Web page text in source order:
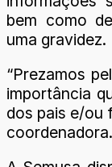
bem como
uma gravidez.
“Prezamos
importância
dos pais e/ou
coordenadora.